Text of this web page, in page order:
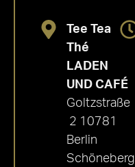
Tee Tea
Thé
LADEN
UND CAFÉ
Goltzstraße
2 10781
Berlin
Schöneberg